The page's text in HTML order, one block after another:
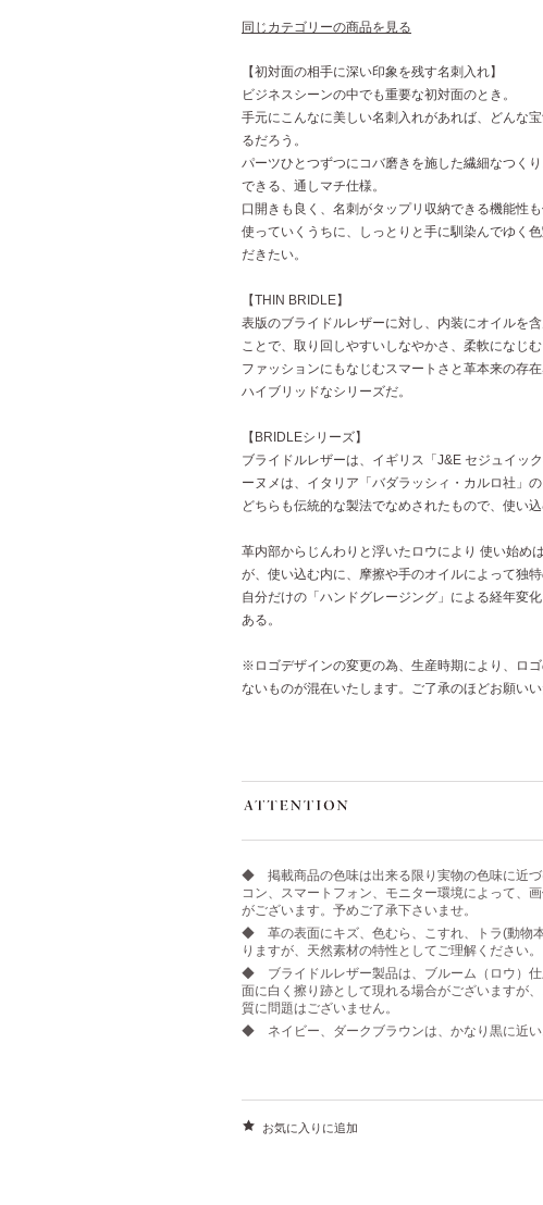
同じカテゴリーの商品を見る
【初対面の相手に深い印象を残す名刺入れ】
ビジネスシーンの中でも重要な初対面のとき。
手元にこんなに美しい名刺入れがあれば、どんな
るだろう。
パーツひとつずつにコバ磨きを施した繊細なつく
できる、通しマチ仕様。
口開きも良く、名刺がタップリ収納できる機能性も
使っていくうちに、しっとりと手に馴染んでゆく
だきたい。
【THIN BRIDLE】
表版のブライドルレザーに対し、内装にオイルを
ことで、取り回しやすいしなやかさ、柔軟になじ
ファッションにもなじむスマートさと革本来の存
ハイブリッドなシリーズだ。
【BRIDLEシリーズ】
ブライドルレザーは、イギリス「J&E セジュイッ
ーヌメは、イタリア「バダラッシィ・カルロ社」
どちらも伝統的な製法でなめされたもので、使い込
革内部からじんわりと浮いたロウにより 使い始め
が、使い込む内に、摩擦や手のオイルによって独特
自分だけの「ハンドグレージング」による経年変
ある。
※ロゴデザインの変更の為、生産時期により、ロ
ないものが混在いたします。ご了承のほどお願いい
◆ 掲載商品の色味は出来る限り実物の色味に近づ
コン、スマートフォン、モニター環境によって、
がございます。予めご了承下さいませ。
◆ 革の表面にキズ、色むら、こすれ、トラ(動物
りますが、天然素材の特性としてご理解ください。
◆ ブライドルレザー製品は、ブルーム（ロウ）仕
面に白く擦り跡として現れる場合がございますが
質に問題はございません。
◆ ネイビー、ダークブラウンは、かなり黒に近い
お気に入りに追加